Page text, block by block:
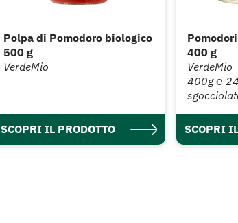
Polpa di Pomodoro biologico
500 g
VerdeMio
SCOPRI IL PRODOTTO
400 g
VerdeMio
400g ℮
SCOPRI